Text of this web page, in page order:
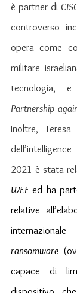
è partner di
controverso
opera come
militare
Partnership
Inoltre,
2021 è stata
WEF ed ha
relative
ransomware
capace di